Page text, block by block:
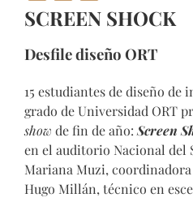
SCREEN SHOCK
Desfile diseño ORT
15 estudiantes de diseño
grado de Universidad ORT
show de fin de año: Screen
en el auditorio Nacional del
Mariana Muzi,
Hugo Millán, técnico en